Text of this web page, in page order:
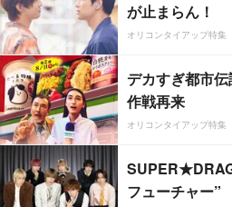
が止まらん！
オリコンタイアップ特集
デカすぎ都市
作戦再来
オリコンタイアップ特集
フューチャー”